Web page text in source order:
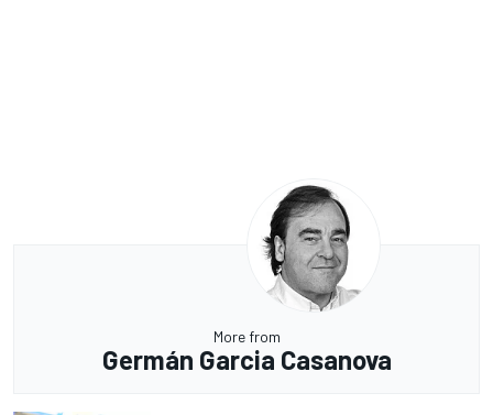
More from
Germán Garcia Casanova